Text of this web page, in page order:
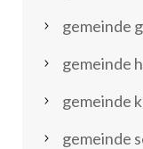
gemeinde
gemeinde
gemeinde
gemeinde